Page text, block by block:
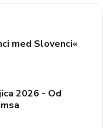
med Slovenci«
2026 - Od